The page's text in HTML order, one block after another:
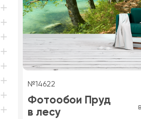
№14622
Фотообои Пруд
в лесу